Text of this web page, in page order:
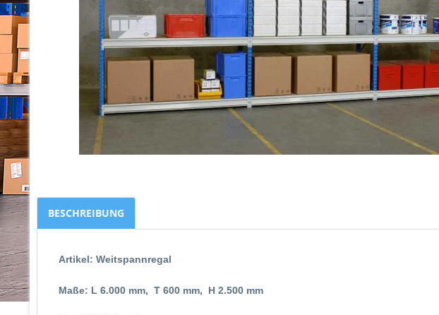
BESCHREIBUNG
Artikel: Weitspannregal
Maße: L 6.000 mm, T 600 mm, H 2.500 mm